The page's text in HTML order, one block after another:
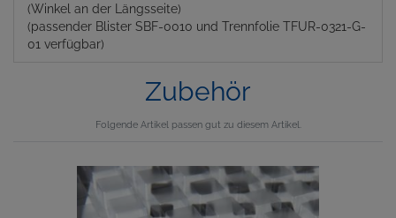
(Winkel an der Längsseite)
(passender Blister SBF-0010 und Trennfolie TFUR-0321-G-
01 verfügbar)
Zubehör
Folgende Artikel passen gut zu diesem Artikel.